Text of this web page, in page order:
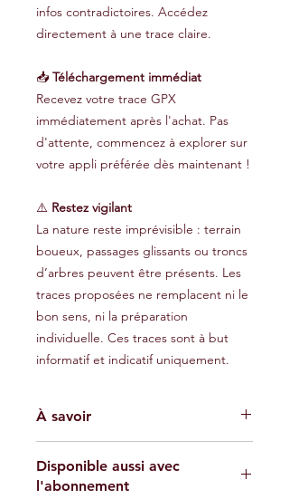
infos contradictoires. Accédez
directement à une trace claire.
📥 Téléchargement immédiat
Recevez votre trace GPX
immédiatement après l'achat. Pas
d'attente, commencez à explorer sur
votre appli préférée dès maintenant !
⚠️ Restez vigilant
La nature reste imprévisible : terrain
boueux, passages glissants ou troncs
d’arbres peuvent être présents. Les
traces proposées ne remplacent ni le
bon sens, ni la préparation
individuelle. Ces traces sont à but
informatif et indicatif uniquement.
À savoir
indicatif et ne garantissent pas
l'absence de risques. Chaque
Disponible aussi avec
l'abonnement